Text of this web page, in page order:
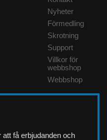
Nyheter
Förmedling
Skrotning
Support
Villkor för
webbshop
Webbshop
få erbjudanden och